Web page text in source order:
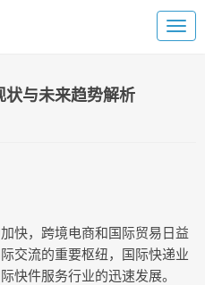
与未来趋势解析
快，跨境电商和国际贸易日益
交流的重要枢纽，国际快递业
快件服务行业的迅速发展。